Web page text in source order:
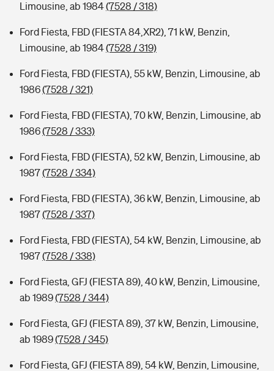
Limousine, ab 1984(7528 / 318)
Ford Fiesta, FBD (FIESTA 84,XR2), 71 kW, Benzin,
Limousine, ab 1984(7528 / 319)
Ford Fiesta, FBD (FIESTA), 55 kW, Benzin, Limousine, ab
1986(7528 / 321)
Ford Fiesta, FBD (FIESTA), 70 kW, Benzin, Limousine, ab
1986(7528 / 333)
Ford Fiesta, FBD (FIESTA), 52 kW, Benzin, Limousine, ab
1987(7528 / 334)
Ford Fiesta, FBD (FIESTA), 36 kW, Benzin, Limousine, ab
1987(7528 / 337)
Ford Fiesta, FBD (FIESTA), 54 kW, Benzin, Limousine, ab
1987(7528 / 338)
Ford Fiesta, GFJ (FIESTA 89), 40 kW, Benzin, Limousine,
ab 1989(7528 / 344)
Ford Fiesta, GFJ (FIESTA 89), 37 kW, Benzin, Limousine,
ab 1989(7528 / 345)
Ford Fiesta, GFJ (FIESTA 89), 54 kW, Benzin, Limousine,